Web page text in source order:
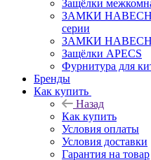
Защёлки
ЗАМКИ
серии
ЗАМКИ
Защёлки APECS
Фурнитура для
Бренды
Как купить
Назад
Как купить
Условия оплаты
Условия доставки
Гарантия на товар